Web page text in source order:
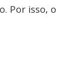
Por isso, o